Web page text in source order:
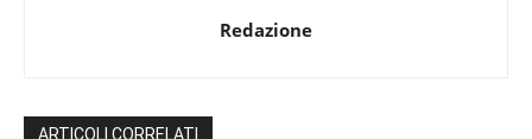
Redazione
ARTICOLI CORRELATI